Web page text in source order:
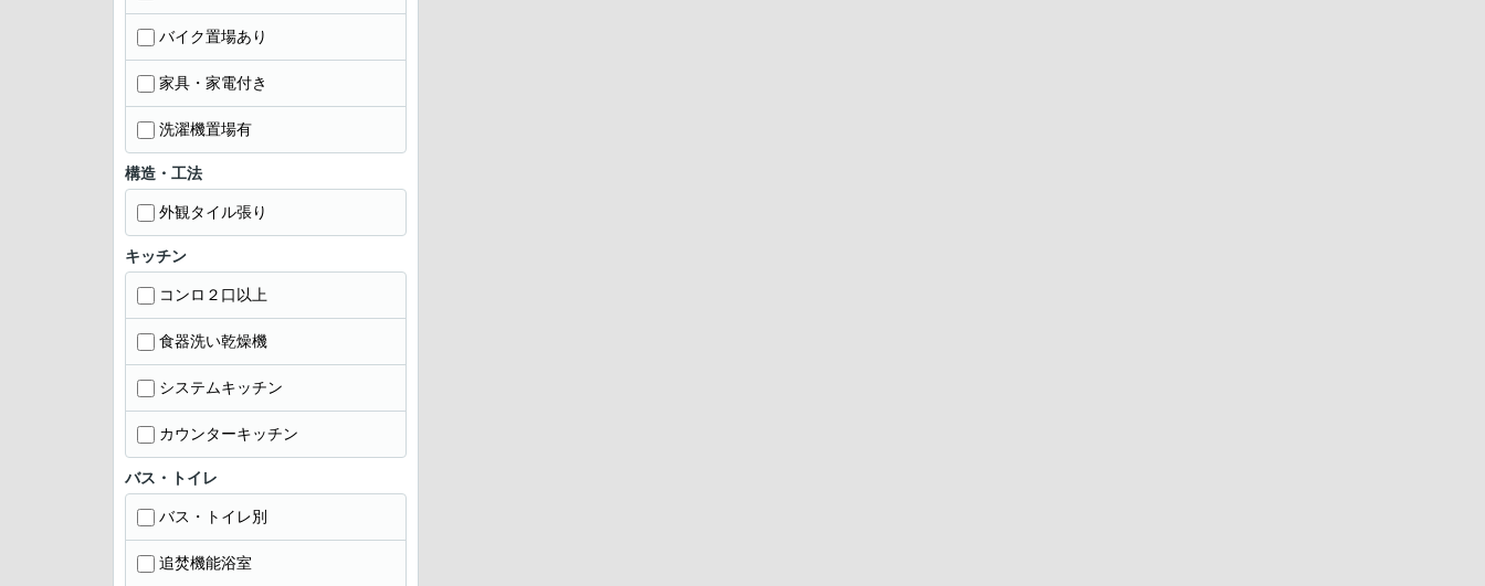
バイク置場あり
家具・家電付き
洗濯機置場有
構造・工法
外観タイル張り
キッチン
コンロ２口以上
食器洗い乾燥機
システムキッチン
カウンターキッチン
バス・トイレ
バス・トイレ別
追焚機能浴室